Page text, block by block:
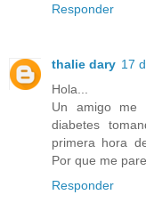
Responder
thalie dary 17
Hola...
Un amigo me
diabetes
primera hora
Por que me
Responder